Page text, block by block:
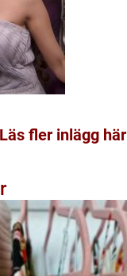
Läs fler inlägg här